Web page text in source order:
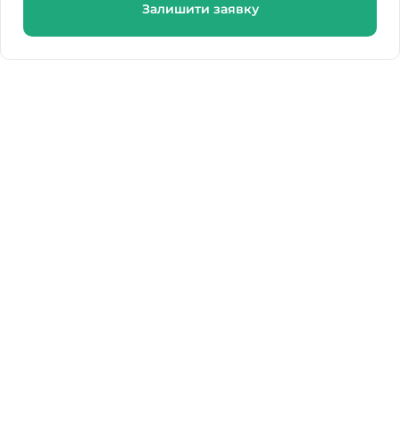
Залишити заявку